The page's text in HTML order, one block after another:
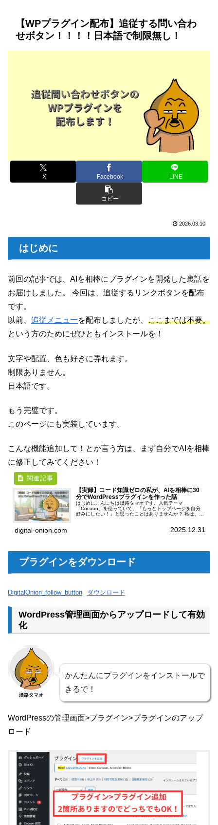
【WPプラグイン配布】追従する問い合わ
せボタン！！！！日本語で制限無し！
X Facebook LINE
コピー
2026.03.10
はじめに
前回の記事では、AIを相棒にプラグインを開発した裏話を
お届けしました。 今回は、追従するリンクボタンを配布
です。
以前、 追従メニューを配布しましたが、 ここまでは不要。
という方のためにぜひともインストールを！
文字や配置、色も好きに弄れます。
制限ありません。
日本語です。
もう完璧です。
このページにも実装しています。
こんな機能追加して！とか言う方は、まず自分でAIを相棒
に修正してみてください！
【実録】コード知識ゼロの私が、AIを相棒に30
分でWordPressプラグインを作った話
はじめにこんにちは淡路タマオです。人気テーマ
「Cocoon」を使っていて、「もっとトップページを自分
好みにしたい！」と思ったことはありませんか？ 私は、最
digital-onion.com 2025.12.31
プラグインをダウンロード
DigitalOnion_follow_button ダウンロード
WordPress管理画面からアップロードして有効
化
淡路タマオ
かんたんにプラグインをインストールで
きるで！
WordPressの管理画面>プラグイン>プラグインのアップ
ロード
ホーム